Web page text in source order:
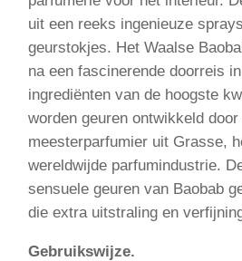
uit een reeks ingenieuze
geurstokjes. Het Waalse
na een fascinerende doorreis
ingrediënten van de hoogste
worden geuren ontwikkeld door
meesterparfumier uit Grasse,
wereldwijde parfumindustrie.
sensuele geuren van Baobab
die extra uitstraling en
Gebruikswijze.